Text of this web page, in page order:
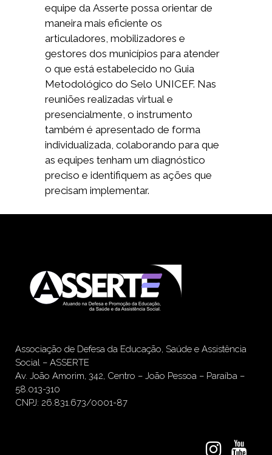
equipe da Asserte possa orientar de
maneira mais eficiente os
articuladores, mobilizadores e
gestores dos municípios para atender
o que está estabelecido no Guia
Metodológico do Selo UNICEF. Nas
reuniões realizadas virtual e
presencialmente, o instrumento
também é apresentado de forma
individualizada, colaborando para que
as equipes tenham um diagnóstico
preciso e identifiquem as ações que
precisam implementar.
Associação de Defesa da Educação, Saúde e Assistência
Social – ASSERTE
Av. João Amorim, 342, Centro – João Pessoa – Paraíba –
58.013-310
CNPJ: 26.831.673/0001-87